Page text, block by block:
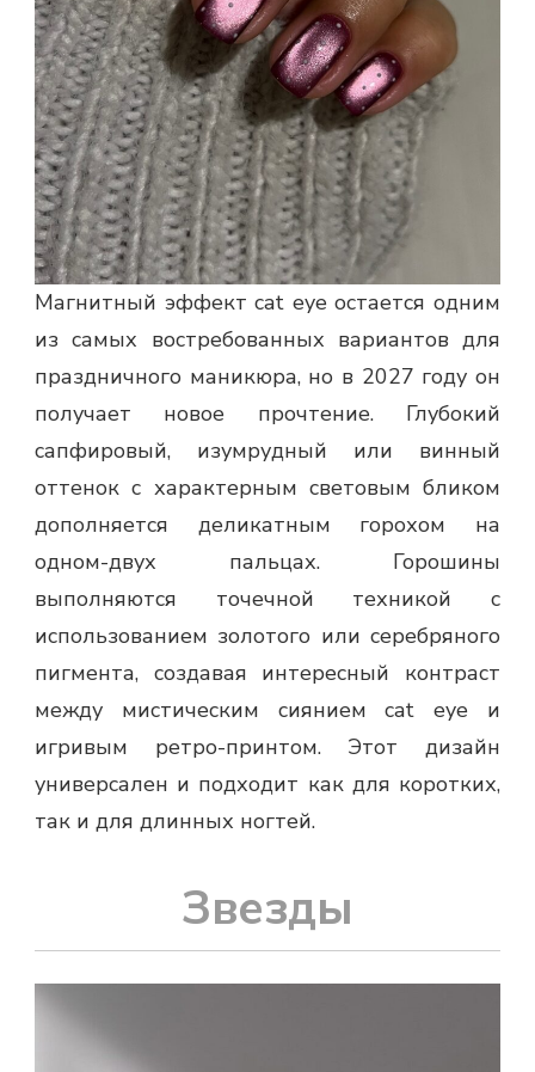
Магнитный эффект cat eye остается одним
из самых востребованных вариантов для
праздничного маникюра, но в 2027 году он
получает новое прочтение. Глубокий
сапфировый, изумрудный или винный
оттенок с характерным световым бликом
дополняется деликатным горохом на
одном-двух пальцах. Горошины
выполняются точечной техникой с
использованием золотого или серебряного
пигмента, создавая интересный контраст
между мистическим сиянием cat eye и
игривым ретро-принтом. Этот дизайн
универсален и подходит как для коротких,
так и для длинных ногтей.
Звезды